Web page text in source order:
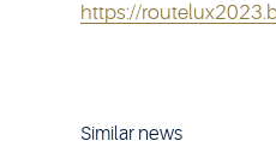
https://
Similar news